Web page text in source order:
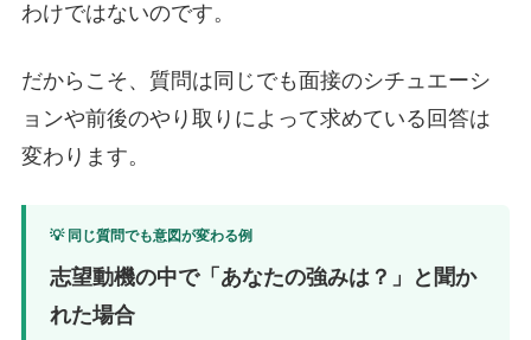
わけではないのです。
だからこそ、質問は同じでも面接のシチュエーシ
ョンや前後のやり取りによって求めている回答は
変わります。
💡 同じ質問でも意図が変わる例
志望動機の中で「あなたの強みは？」と聞か
れた場合